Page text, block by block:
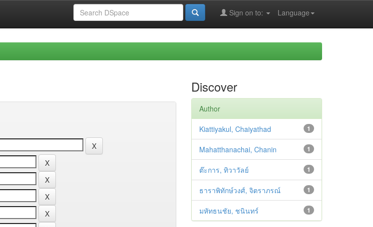
Language
Sign on to:
Discover
Author
1
Kiattiyakul, Chaiyathad
1
Mahatthanachai, Chanin
1
ต๊ะการ, ทิวาวัลย์
1
ธาราพิทักษ์วงศ์, จิตราภรณ์
1
มหัทธนชัย, ชนินทร์